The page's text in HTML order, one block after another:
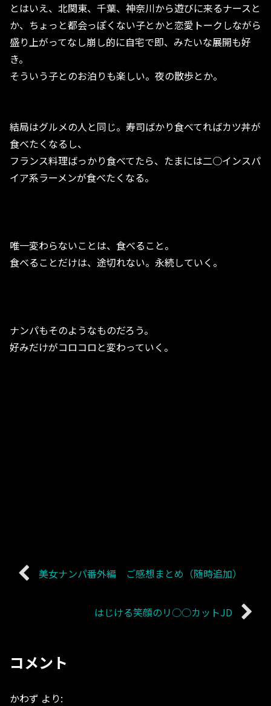
とはいえ、北関東、千葉、神奈川から遊びに来るナースと
か、ちょっと都会っぽくない子とかと恋愛トークしながら
盛り上がってなし崩し的に自宅で即、みたいな展開も好
き。
そういう子とのお泊りも楽しい。夜の散歩とか。
結局はグルメの人と同じ。寿司ばかり食べてればカツ丼が
食べたくなるし、
フランス料理ばっかり食べてたら、たまには二○インスパ
イア系ラーメンが食べたくなる。
唯一変わらないことは、食べること。
食べることだけは、途切れない。永続していく。
ナンパもそのようなものだろう。
好みだけがコロコロと変わっていく。
美女ナンパ番外編 ご感想まとめ（随時追加）
はじける笑顔のリ○○カットJD
コメント
かわず より: